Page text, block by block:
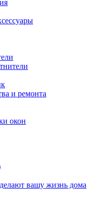
и ремонта
окон
вашу жизнь дома